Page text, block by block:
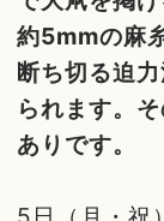
約5mmの麻
断ち切る迫
られます。
ありです。